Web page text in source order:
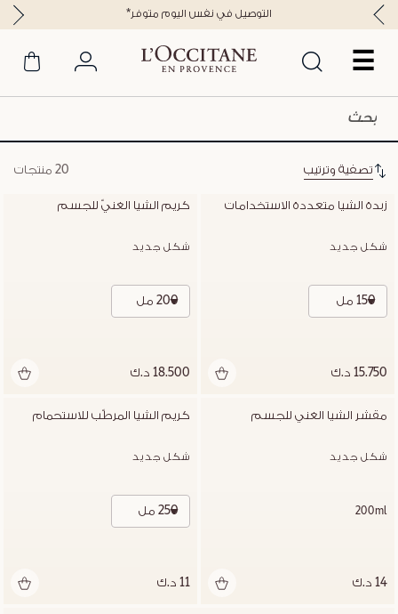
☰
*التوصيل في نفس اليوم متوفر
تصفية وترتيب 20 منتجات
زبدة الشيا متعددة الاستخدامات
شكل جديد
150 مل
15.750 د.ك
كريم الشيا الغنيّ للجسم
شكل جديد
200 مل
18.500 د.ك
مقشر الشيا الغني للجسم
شكل جديد
200ml
14 د.ك
كريم الشيا المرطّب للاستحمام
شكل جديد
250 مل
11 د.ك